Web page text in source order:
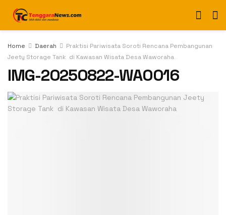
Home Daerah
Praktisi Pariwisata Soroti Rencana Pembangunan
Jeety Storage Tank di Kawasan Wisata Desa Waworaha
IMG-20250822-WA0016